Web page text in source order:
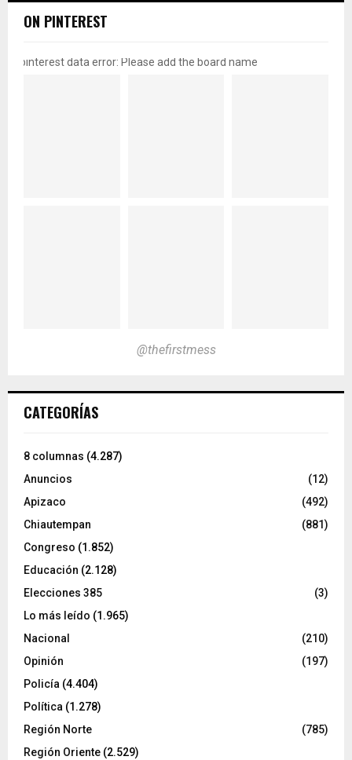
ON PINTEREST
pinterest data error: Please add the board name
@thefirstmess
CATEGORÍAS
8 columnas (4.287)
Anuncios
(12)
Apizaco
(492)
Chiautempan
(881)
Congreso (1.852)
Educación (2.128)
Elecciones 385
(3)
Lo más leído (1.965)
Nacional
(210)
Opinión
(197)
Policía (4.404)
Política (1.278)
Región Norte
(785)
Región Oriente (2.529)